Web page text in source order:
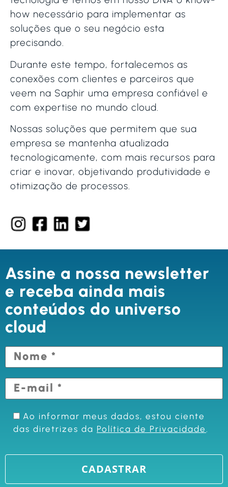
how necessário para implementar as
soluções que o seu negócio esta
precisando.
Durante este tempo, fortalecemos as
conexões com clientes e parceiros que
veem na Saphir uma empresa confiável e
com expertise no mundo cloud.
Nossas soluções que permitem que sua
empresa se mantenha atualizada
tecnologicamente, com mais recursos para
criar e inovar, objetivando produtividade e
otimização de processos.
Assine a nossa newsletter
e receba ainda mais
conteúdos do universo
cloud
Ao informar meus dados, estou ciente
das diretrizes da Política de Privacidade.